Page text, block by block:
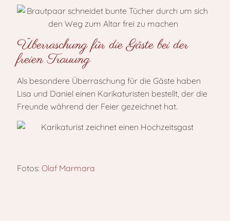
Überraschung für die Gäste bei der
freien Trauung
Als besondere Überraschung für die Gäste haben
Lisa und Daniel einen Karikaturisten bestellt, der die
Freunde während der Feier gezeichnet hat.
Fotos: Olaf Marmara